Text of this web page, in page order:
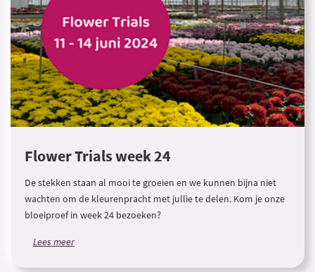
Flower Trials week 24
De stekken staan al mooi te groeien en we kunnen bijna niet
wachten om de kleurenpracht met jullie te delen. Kom je onze
bloeiproef in week 24 bezoeken?
Lees meer